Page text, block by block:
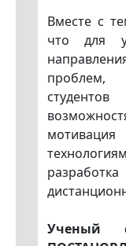
Вместе с
что для
проблем,
Ученый